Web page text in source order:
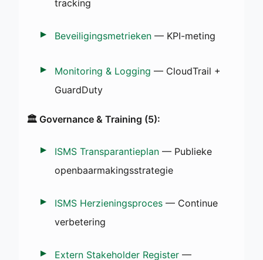
tracking
Beveiligingsmetrieken — KPI-meting
Monitoring & Logging — CloudTrail +
GuardDuty
🏛️ Governance & Training (5):
ISMS Transparantieplan — Publieke
openbaarmakingsstrategie
ISMS Herzieningsproces — Continue
verbetering
Extern Stakeholder Register —